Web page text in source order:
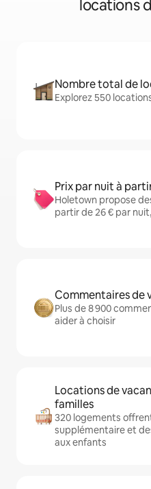
locations
Nombre total de
Explorez 550
Prix par nuit à
Holetown propose
partir de 26 € par
Commentaires de
Plus de 8 900
aider à choisir
Locations de
familles
320 logements
supplémentaire et
aux enfants